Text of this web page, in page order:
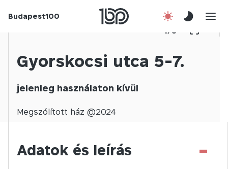
Budapest100
Csatlakozz!
1/ 0
Gyorskocsi utca 5-7.
jelenleg használaton kívül
Megszólított ház @2024
Adatok és leírás -